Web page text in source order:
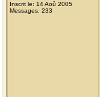
Inscrit le: 14 Aoû 2005
Messages: 233